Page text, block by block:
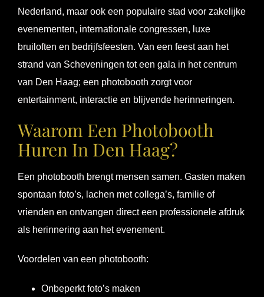
Nederland, maar ook een populaire stad voor zakelijke
evenementen, internationale congressen, luxe
bruiloften en bedrijfsfeesten. Van een feest aan het
strand van Scheveningen tot een gala in het centrum
van Den Haag; een photobooth zorgt voor
entertainment, interactie en blijvende herinneringen.
Waarom Een Photobooth
Huren In Den Haag?
Een photobooth brengt mensen samen. Gasten maken
spontaan foto’s, lachen met collega’s, familie of
vrienden en ontvangen direct een professionele afdruk
als herinnering aan het evenement.
Voordelen van een photobooth:
Onbeperkt foto’s maken